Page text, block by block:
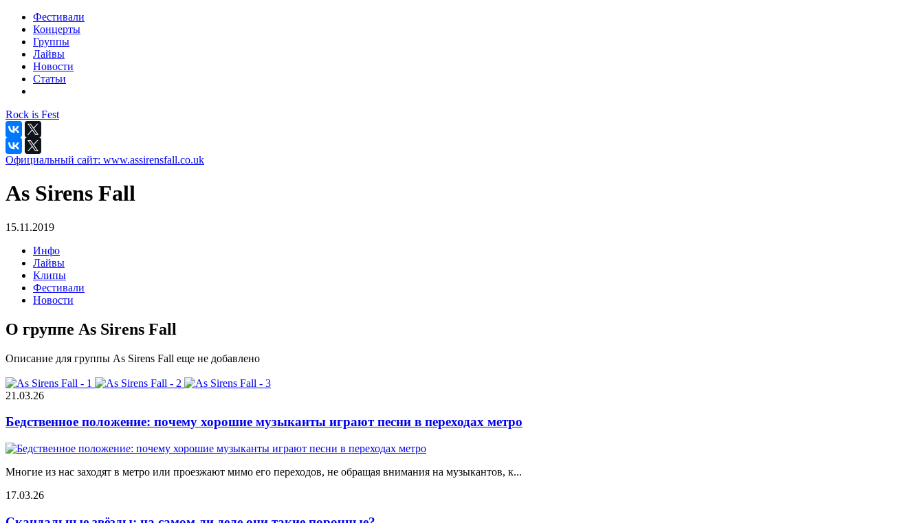
Фестивали
Концерты
Группы
Лайвы
Новости
Статьи
Rock is Fest
Официальный сайт: www.assirensfall.co.uk
As Sirens Fall
15.11.2019
Инфо
Лайвы
Клипы
Фестивали
Новости
О группе As Sirens Fall
Описание для группы As Sirens Fall еще не добавлено
21.03.26
Бедственное положение: почему хорошие музыканты играют песни в переходах метро
Многие из нас заходят в метро или проезжают мимо его переходов, не обращая внимания на музыкантов, к...
17.03.26